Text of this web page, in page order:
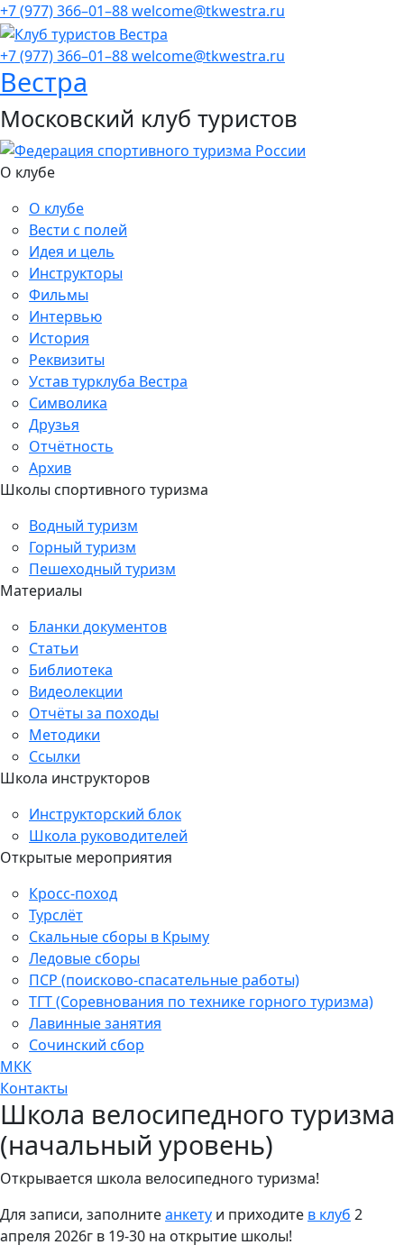
+7 (977) 366–01–88welcome@tkwestra.ru
+7 (977) 366–01–88welcome@tkwestra.ru
Вестра
Московский клуб туристов
О клубе
О клубе
Вести с полей
Идея и цель
Инструкторы
Фильмы
Интервью
История
Реквизиты
Устав турклуба Вестра
Символика
Друзья
Отчётность
Архив
Школы спортивного туризма
Водный туризм
Горный туризм
Пешеходный туризм
Материалы
Бланки документов
Статьи
Библиотека
Видеолекции
Отчёты за походы
Методики
Ссылки
Школа инструкторов
Инструкторский блок
Школа руководителей
Открытые мероприятия
Кросс-поход
Турслёт
Скальные сборы в Крыму
Ледовые сборы
ПСР (поисково-спасательные работы)
ТГТ (Соревнования по технике горного туризма)
Лавинные занятия
Сочинский сбор
МКК
Контакты
Школа велосипедного туризма
(начальный уровень)
Открывается школа велосипедного туризма!
Для записи, заполнитеанкету и приходите в клуб 2
апреля 2026г в 19-30 на открытие школы!